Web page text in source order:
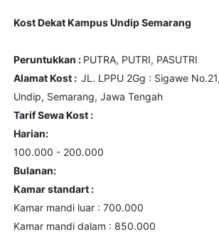
Kost Dekat Kampus Undip Semarang
Peruntukkan : PUTRA, PUTRI, PASUTRI
Alamat Kost : JL. LPPU 2Gg : Sigawe
Undip, Semarang, Jawa Tengah
Tarif Sewa Kost :
Harian:
100.000 - 200.000
Bulanan:
Kamar standart :
Kamar mandi luar : 700.000
Kamar mandi dalam : 850.000